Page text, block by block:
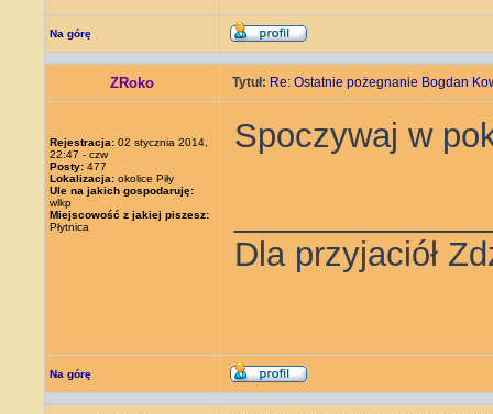
Na górę
ZRoko Tytuł: Re: Ostatnie pożegnanie Bogdan
Rejestracja: 02 stycznia 2014,
22:47 - czw
Posty: 477
Lokalizacja: okolice Piły
Ule na jakich gospodaruję:
wlkp
Miejscowość z jakiej piszesz:
Płytnica
Spoczywaj w
Dla przyjaciół
Na górę